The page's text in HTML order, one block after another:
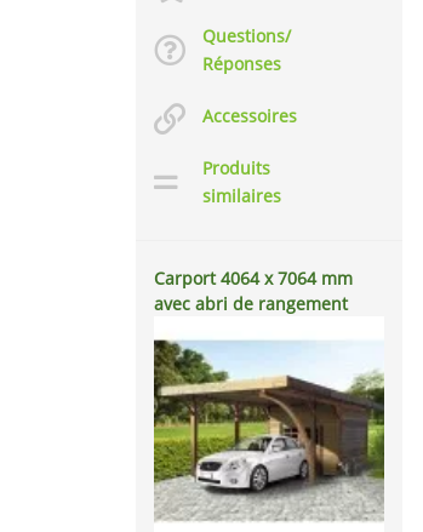
Questions/
Réponses
Accessoires
Produits
similaires
Carport 4064 x 7064 mm
avec abri de rangement